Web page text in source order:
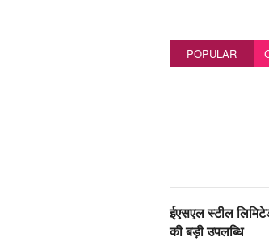
POPULAR
ईएसएल स्टील
की बड़ी उपलब्धि